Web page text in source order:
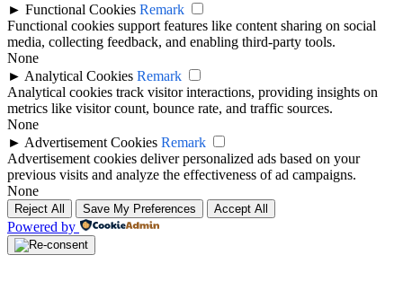
► Functional Cookies Remark
Functional cookies support features like content sharing on social
media, collecting feedback, and enabling third-party tools.
None
► Analytical Cookies Remark
Analytical cookies track visitor interactions, providing insights on
metrics like visitor count, bounce rate, and traffic sources.
None
► Advertisement Cookies Remark
Advertisement cookies deliver personalized ads based on your
previous visits and analyze the effectiveness of ad campaigns.
None
Reject All Save My Preferences Accept All
Powered by